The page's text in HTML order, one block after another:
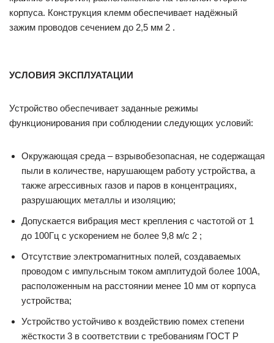
корпуса. Конструкция клемм обеспечивает надёжный
зажим проводов сечением до 2,5 мм 2 .
УСЛОВИЯ ЭКСПЛУАТАЦИИ
Устройство обеспечивает заданные режимы
функционирования при соблюдении следующих условий:
Окружающая среда – взрывобезопасная, не содержащая
пыли в количестве, нарушающем работу устройства, а
также агрессивных газов и паров в концентрациях,
разрушающих металлы и изоляцию;
Допускается вибрация мест крепления с частотой от 1
до 100Гц с ускорением не более 9,8 м/с 2 ;
Отсутствие электромагнитных полей, создаваемых
проводом с импульсным током амплитудой более 100А,
расположенным на расстоянии менее 10 мм от корпуса
устройства;
Устройство устойчиво к воздействию помех степени
жёсткости 3 в соответствии с требованиям ГОСТ Р